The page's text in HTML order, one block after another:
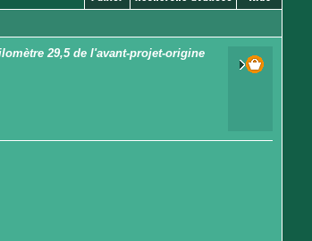
29,5 de l'avant-projet-origine